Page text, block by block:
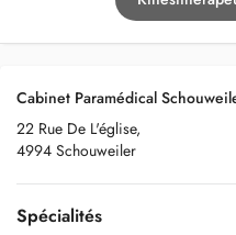
Cabinet Paramédical
22 Rue De L'église,
4994 Schouweiler
Spécialités